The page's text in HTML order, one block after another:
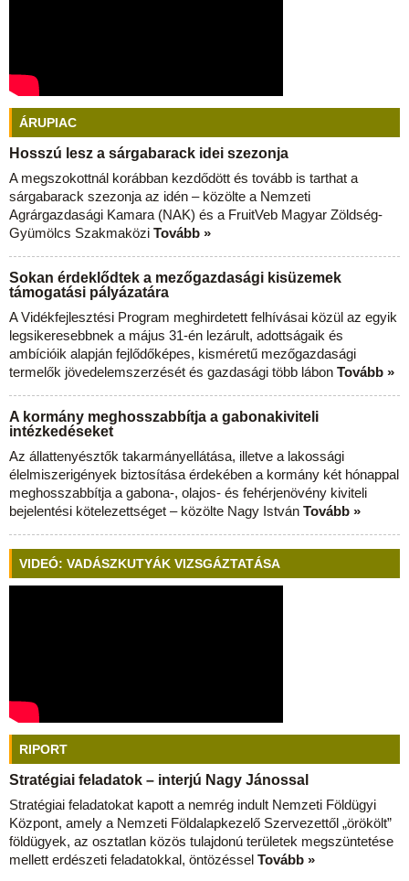
ÁRUPIAC
Hosszú lesz a sárgabarack idei szezonja
A megszokottnál korábban kezdődött és tovább is tarthat a
sárgabarack szezonja az idén – közölte a Nemzeti
Agrárgazdasági Kamara (NAK) és a FruitVeb Magyar Zöldség-
Gyümölcs Szakmaközi Tovább »
Sokan érdeklődtek a mezőgazdasági kisüzemek
támogatási pályázatára
A Vidékfejlesztési Program meghirdetett felhívásai közül az egyik
legsikeresebbnek a május 31-én lezárult, adottságaik és
ambícióik alapján fejlődőképes, kisméretű mezőgazdasági
termelők jövedelemszerzését és gazdasági több lábon Tovább »
A kormány meghosszabbítja a gabonakiviteli
intézkedéseket
Az állattenyésztők takarmányellátása, illetve a lakossági
élelmiszerigények biztosítása érdekében a kormány két hónappal
meghosszabbítja a gabona-, olajos- és fehérjenövény kiviteli
bejelentési kötelezettséget – közölte Nagy István Tovább »
VIDEÓ: VADÁSZKUTYÁK VIZSGÁZTATÁSA
RIPORT
Stratégiai feladatok – interjú Nagy Jánossal
Stratégiai feladatokat kapott a nemrég indult Nemzeti Földügyi
Központ, amely a Nemzeti Földalapkezelő Szervezettől „örökölt”
földügyek, az osztatlan közös tulajdonú területek megszüntetése
mellett erdészeti feladatokkal, öntözéssel Tovább »